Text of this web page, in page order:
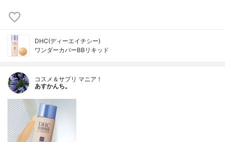
DHC(ディーエイチシー)
ワンダーカバーBBリキッド
コスメ＆サプリ マニア！
あすかんち。